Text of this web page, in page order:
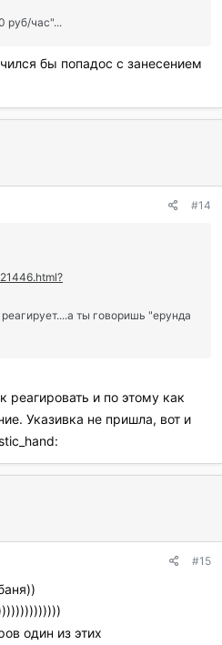
руб/час"...
бы попадос с занесением
#14
ты говоришь "ерунда
реагировать и по этому как
Указивка не пришла, вот и
#15
один из этих